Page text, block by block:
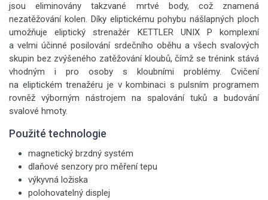
jsou eliminovány takzvané mrtvé body, což znamená
nezatěžování kolen. Díky eliptickému pohybu nášlapných ploch
umožňuje eliptický strenažér KETTLER UNIX P komplexní
a velmi účinné posilování srdečního oběhu a všech svalových
skupin bez zvýšeného zatěžování kloubů, čímž se trénink stává
vhodným i pro osoby s kloubními problémy. Cvičení
na eliptickém trenažéru je v kombinaci s pulsním programem
rovněž výborným nástrojem na spalování tuků a budování
svalové hmoty.
Použité technologie
magnetický brzdný systém
dlaňové senzory pro měření tepu
výkyvná ložiska
polohovatelný displej